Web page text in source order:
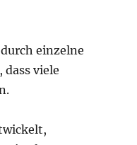
einzelne
dass viele